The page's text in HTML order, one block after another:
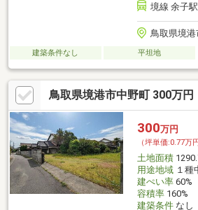
境線 余子
鳥取県境
建築条件なし 平坦地
鳥取県境港市中野町 300万円
300万円
（坪単価:0.77万円
土地面積
用途地域１種
建ぺい率60%
容積率160%
建築条件なし